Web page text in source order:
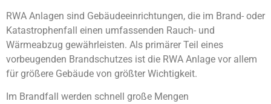
RWA Anlagen sind Gebäudeeinrichtungen, die im Brand- oder
Katastrophenfall einen umfassenden Rauch- und
Wärmeabzug gewährleisten. Als primärer Teil eines
vorbeugenden Brandschutzes ist die RWA Anlage vor allem
für größere Gebäude von größter Wichtigkeit.
Im Brandfall werden schnell große Mengen